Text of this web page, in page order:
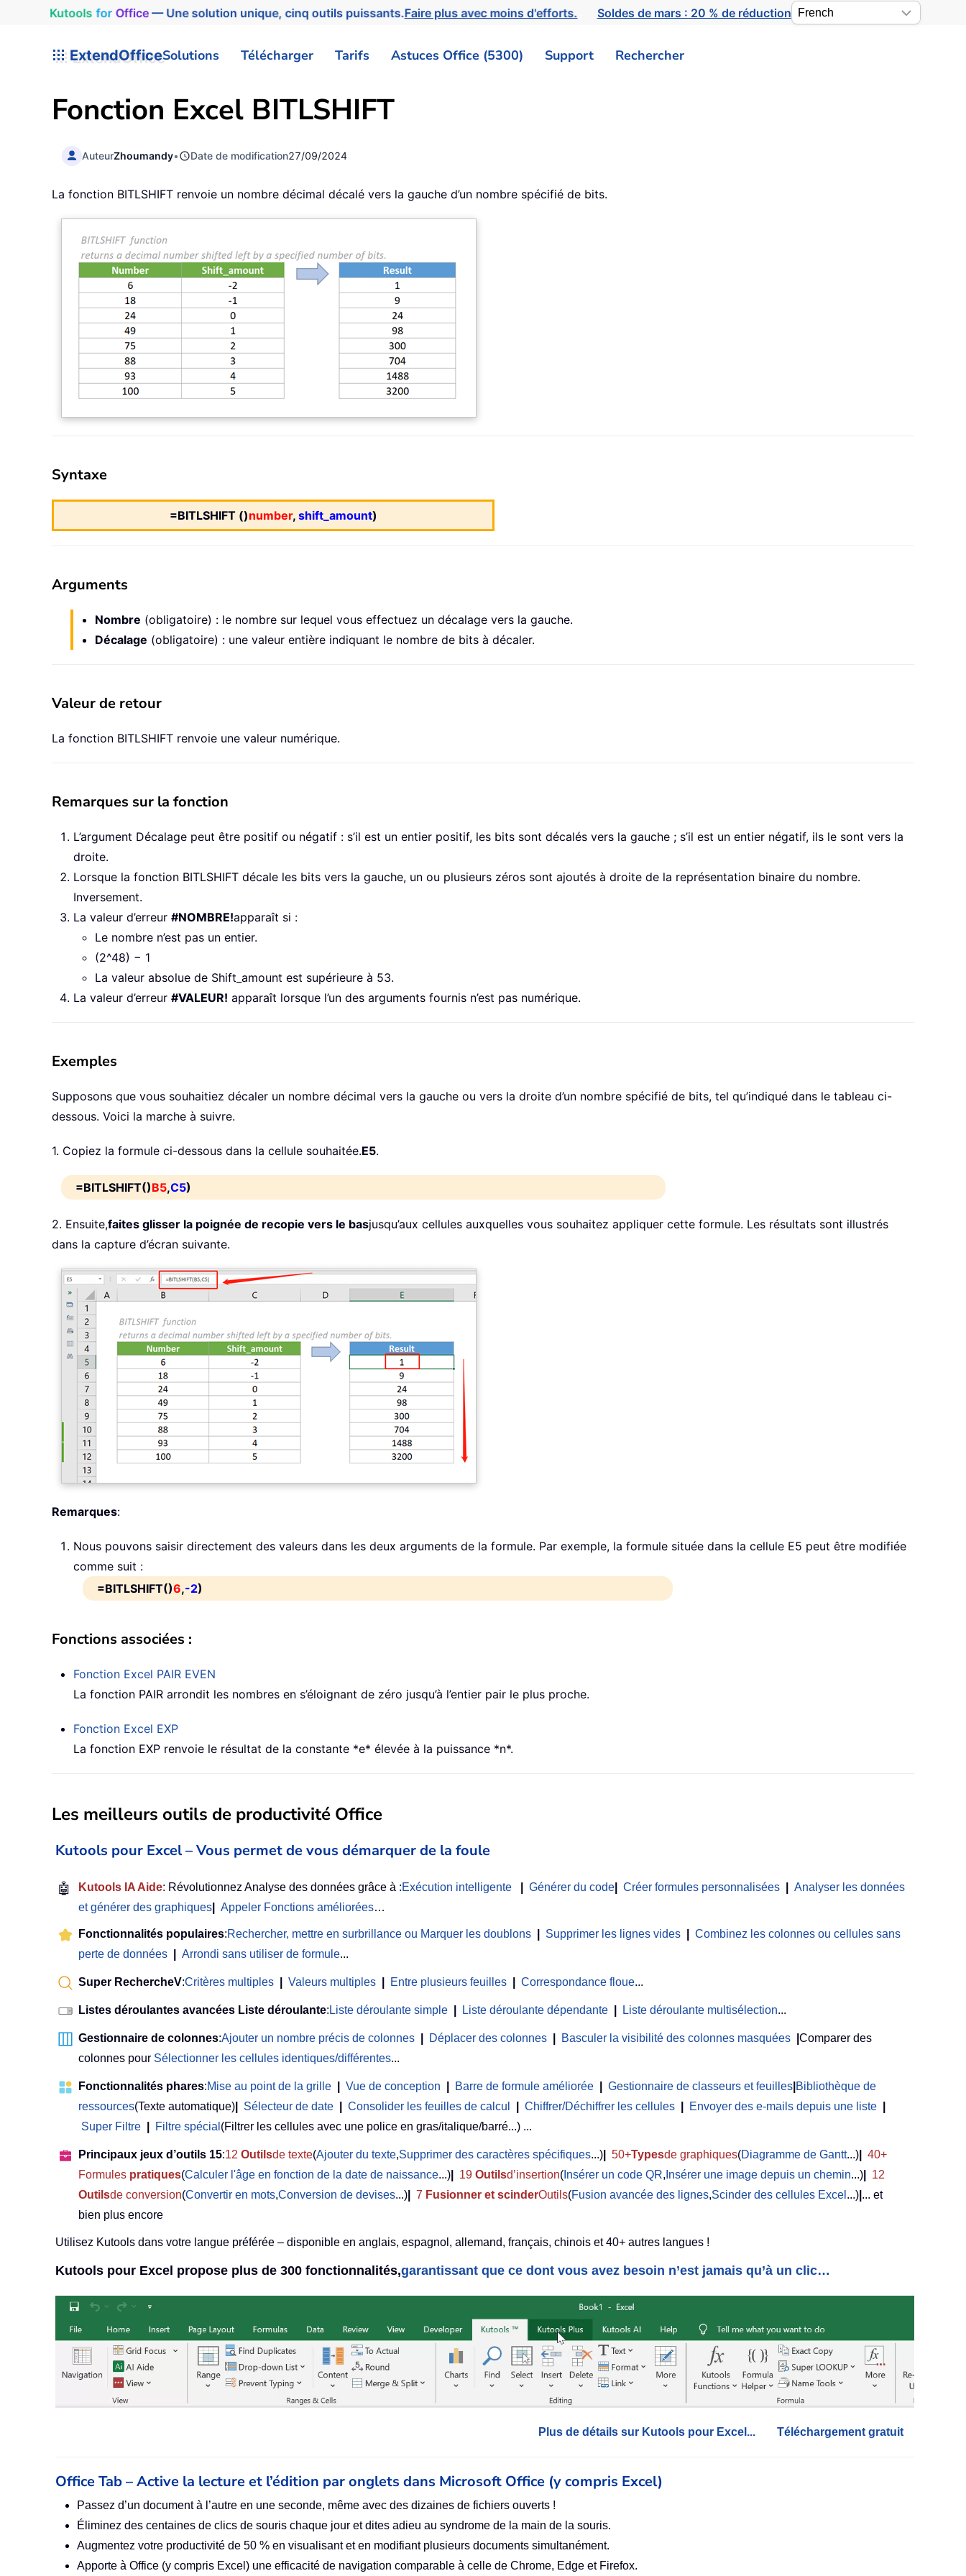
Kutools for Office— Une solution unique, cinq outils puissants.Faire plus avec moins d'efforts. Soldes de mars : 20 % de réduction
ExtendOfficeSolutions Télécharger Tarifs Astuces Office (5300) Support Rechercher
Fonction Excel BITLSHIFT
AuteurZhoumandy• Date de modification27/09/2024
La fonction BITLSHIFT renvoie un nombre décimal décalé vers la gauche d’un nombre spécifié de bits.
Syntaxe
=BITLSHIFT ()number, shift_amount)
Arguments
Nombre (obligatoire) : le nombre sur lequel vous effectuez un décalage vers la gauche.
Décalage (obligatoire) : une valeur entière indiquant le nombre de bits à décaler.
Valeur de retour
La fonction BITLSHIFT renvoie une valeur numérique.
Remarques sur la fonction
L’argument Décalage peut être positif ou négatif : s’il est un entier positif, les bits sont décalés vers la gauche ; s’il est un entier négatif, ils le sont vers la
droite.
Lorsque la fonction BITLSHIFT décale les bits vers la gauche, un ou plusieurs zéros sont ajoutés à droite de la représentation binaire du nombre.
Inversement.
La valeur d’erreur #NOMBRE!apparaît si :
Le nombre n’est pas un entier.
(2^48) − 1
La valeur absolue de Shift_amount est supérieure à 53.
La valeur d’erreur #VALEUR! apparaît lorsque l’un des arguments fournis n’est pas numérique.
Exemples
Supposons que vous souhaitiez décaler un nombre décimal vers la gauche ou vers la droite d’un nombre spécifié de bits, tel qu’indiqué dans le tableau ci-
dessous. Voici la marche à suivre.
1. Copiez la formule ci-dessous dans la cellule souhaitée.E5.
=BITLSHIFT()B5,C5)
2. Ensuite,faites glisser la poignée de recopie vers le basjusqu’aux cellules auxquelles vous souhaitez appliquer cette formule. Les résultats sont illustrés
dans la capture d’écran suivante.
Remarques:
Nous pouvons saisir directement des valeurs dans les deux arguments de la formule. Par exemple, la formule située dans la cellule E5 peut être modifiée
comme suit :
=BITLSHIFT()6,-2)
Fonctions associées :
Fonction Excel PAIR EVEN
La fonction PAIR arrondit les nombres en s’éloignant de zéro jusqu’à l’entier pair le plus proche.
Fonction Excel EXP
La fonction EXP renvoie le résultat de la constante *e* élevée à la puissance *n*.
Les meilleurs outils de productivité Office
Kutools pour Excel – Vous permet de vous démarquer de la foule
🤖 Kutools IA Aide: Révolutionnez Analyse des données grâce à :Exécution intelligente Générer du code Créer formules personnalisées
Analyser les données
et générer des graphiques
Appeler Fonctions améliorées…
Fonctionnalités populaires:Rechercher, mettre en surbrillance ou Marquer les doublons Supprimer les lignes vides
Combinez les colonnes ou cellules sans
perte de données
Arrondi sans utiliser de formule...
Super RechercheV:Critères multiples Valeurs multiples Entre plusieurs feuilles Correspondance floue...
Listes déroulantes avancées Liste déroulante: Liste déroulante simple Liste déroulante dépendante Liste déroulante multisélection...
Gestionnaire de colonnes:Ajouter un nombre précis de colonnes Déplacer des colonnes Basculer la visibilité des colonnes masquées
Comparer des
colonnes pour Sélectionner les cellules identiques/différentes...
Fonctionnalités phares:Mise au point de la grille Vue de conception Barre de formule améliorée Gestionnaire de classeurs et feuilles Bibliothèque de
ressources(Texte automatique) Sélecteur de date Consolider les feuilles de calcul Chiffrer/Déchiffrer les cellules Envoyer des e-mails depuis une liste
Super Filtre
Filtre spécial (Filtrer les cellules avec une police en gras/italique/barré...) ...
Principaux jeux d’outils 15:12 Outilsde texte(Ajouter du texte,Supprimer des caractères spécifiques...) 50+Typesde graphiques(Diagramme de Gantt...)
40+
Formules pratiques(Calculer l'âge en fonction de la date de naissance...) 19 Outilsd’insertion( Insérer un code QR, Insérer une image depuis un chemin...)
12
Outilsde conversion(Convertir en mots,Conversion de devises...) 7 Fusionner et scinderOutils(Fusion avancée des lignes,Scinder des cellules Excel ...) ... et
bien plus encore
Utilisez Kutools dans votre langue préférée – disponible en anglais, espagnol, allemand, français, chinois et 40+ autres langues !
Kutools pour Excel propose plus de 300 fonctionnalités,garantissant que ce dont vous avez besoin n’est jamais qu’à un clic…
Plus de détails sur Kutools pour Excel... Téléchargement gratuit
Office Tab – Active la lecture et l’édition par onglets dans Microsoft Office (y compris Excel)
Passez d’un document à l’autre en une seconde, même avec des dizaines de fichiers ouverts !
Éliminez des centaines de clics de souris chaque jour et dites adieu au syndrome de la main de la souris.
Augmentez votre productivité de 50 % en visualisant et en modifiant plusieurs documents simultanément.
Apporte à Office (y compris Excel) une efficacité de navigation comparable à celle de Chrome, Edge et Firefox.